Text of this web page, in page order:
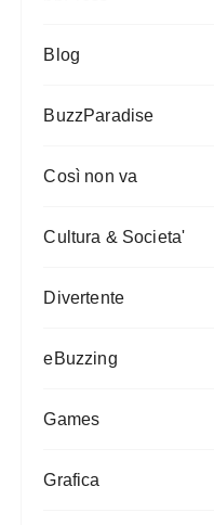
Blog
BuzzParadise
Così non va
Cultura & Societa'
Divertente
eBuzzing
Games
Grafica